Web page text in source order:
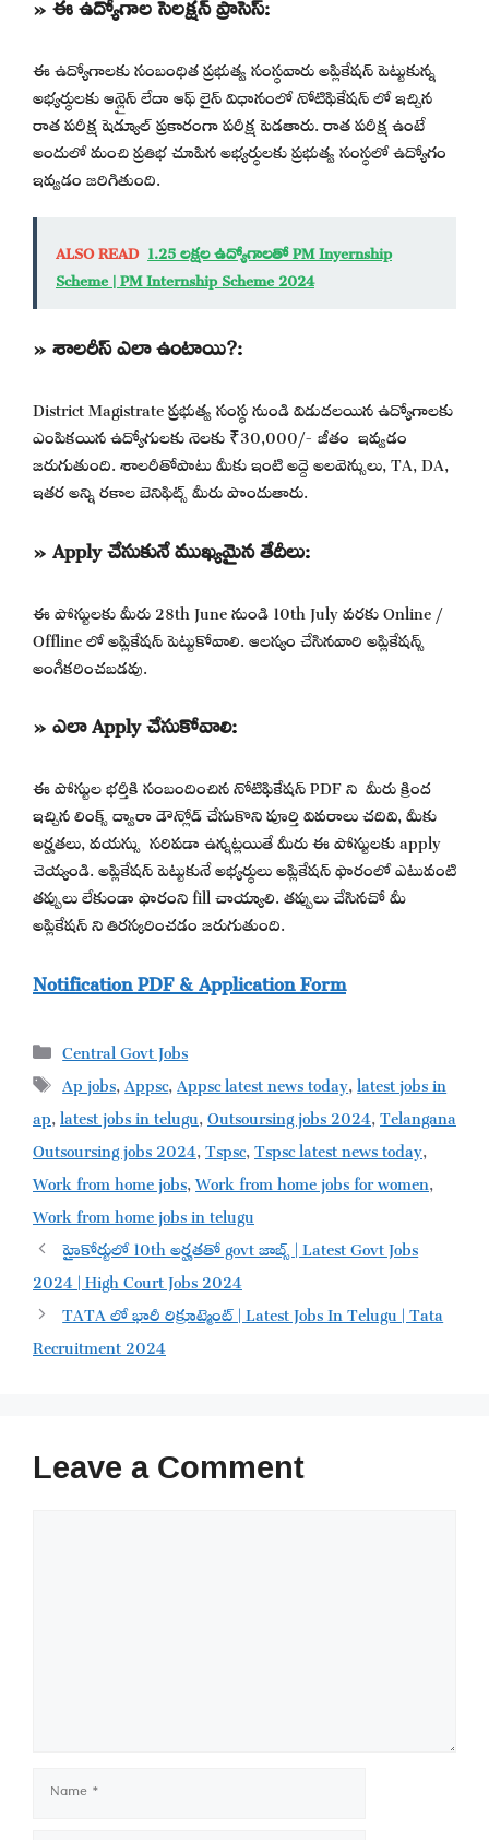
ఈ ఉద్యోగాలకు సంబంధిత ప్రభుత్వ సంస్థవారు అప్లికేషన్ పెట్టుకున్న
అభ్యర్థులకు ఆన్లైన్ లేదా ఆఫ్ లైన్ విధానంలో నోటిఫికేషన్ లో ఇచ్చిన
రాత పరీక్ష షెడ్యూల్ ప్రకారంగా పరీక్ష పెడతారు. రాత పరీక్ష ఉంటే
అందులో మంచి ప్రతిభ చూపిన అభ్యర్థులకు ప్రభుత్వ సంస్థలో ఉద్యోగం
ఇవ్వడం జరిగితుంది.
ALSO READ 1.25 లక్షల ఉద్యోగాలతో PM Inyernship
Scheme | PM Internship Scheme 2024
» శాలరీస్ ఎలా ఉంటాయి?:
District Magistrate ప్రభుత్వ సంస్థ నుండి విడుదలయిన ఉద్యోగాలకు
ఎంపికయిన ఉద్యోగులకు నెలకు ₹30,000/- జీతం ఇవ్వడం
జరుగుతుంది. శాలరీతోపాటు మీకు ఇంటి అద్దె అలవెన్సులు, TA, DA,
ఇతర అన్ని రకాల బెనిఫిట్స్ మీరు పొందుతారు.
» Apply చేసుకునే ముఖ్యమైన తేదీలు:
ఈ పోస్టులకు మీరు 28th June నుండి 10th July వరకు Online /
Offline లో అప్లికేషన్ పెట్టుకోవాలి. ఆలస్యం చేసినవారి అప్లికేషన్స్
అంగీకరించబడవు.
» ఎలా Apply చేసుకోవాలి:
ఈ పోస్టుల భర్తీకి సంబందించిన నోటిఫికేషన్ PDF ని మీరు క్రింద
ఇచ్చిన లింక్స్ ద్వారా డౌన్లోడ్ చేసుకొని పూర్తి వివరాలు చదివి, మీకు
అర్హతలు, వయస్సు సరిపడా ఉన్నట్లయితే మీరు ఈ పోస్టులకు apply
చెయ్యండి. అప్లికేషన్ పెట్టుకునే అభ్యర్థులు అప్లికేషన్ ఫారంలో ఎటువంటి
తప్పులు లేకుండా ఫారంని fill చాయ్యాలి. తప్పులు చేసినచో మీ
అప్లికేషన్ ని తిరస్కరించడం జరుగుతుంది.
Notification PDF & Application Form
Categories
Central Govt Jobs
Tags
Ap jobs,Appsc,Appsc latest news today,latest jobs in
ap,latest jobs in telugu,Outsoursing jobs 2024,Telangana
Outsoursing jobs 2024,Tspsc,Tspsc latest news today,
Work from home jobs,Work from home jobs for women,
Work from home jobs in telugu
హైకోర్టులో 10th అర్హతతో govt జాబ్స్ | Latest Govt Jobs
2024 | High Court Jobs 2024
TATA లో భారీ రిక్రూట్మెంట్ | Latest Jobs In Telugu | Tata
Recruitment 2024
Leave a Comment
Name